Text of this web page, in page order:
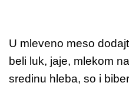
U mleveno meso
beli luk, jaje, mlekom
sredinu hleba, so i